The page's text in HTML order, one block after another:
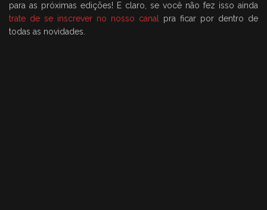
para as próximas edições! E claro, se você não fez isso ainda
trate de se inscrever no nosso canal
pra ficar por dentro de
todas as novidades.